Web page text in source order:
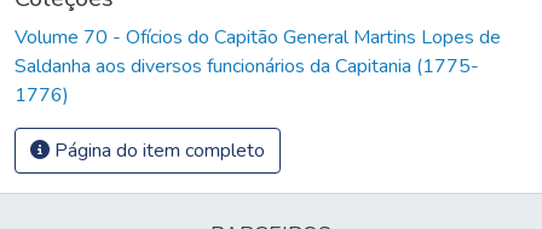
Volume 70 - Ofícios do Capitão General Martins Lopes de
Saldanha aos diversos funcionários da Capitania (1775-
1776)
Página do item completo